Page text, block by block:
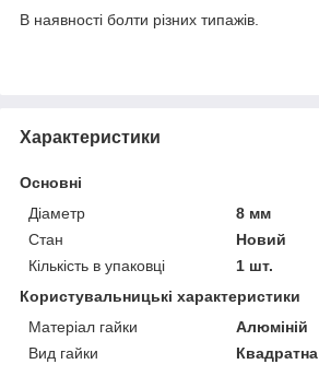
В наявності болти різних типажів.
Характеристики
Основні
Діаметр
8 мм
Стан
Новий
Кількість в упаковці
1 шт.
Користувальницькі характеристики
Матеріал гайки
Алюміній
Вид гайки
Квадратна